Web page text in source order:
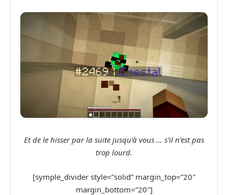
Et de le hisser par la suite jusqu’à vous … s’il n’est pas
trop lourd.
[symple_divider style=”solid” margin_top=”20″
margin_bottom=”20″]